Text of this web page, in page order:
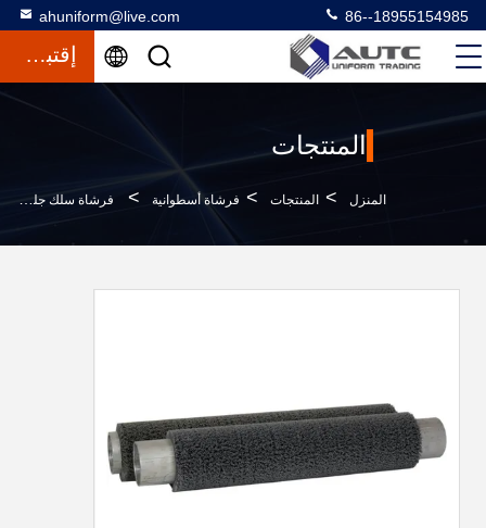
ahuniform@live.com 86--18955154985
إقتباس
المنتجات
المنزل > المنتجات > فرشاة أسطوانية > فرشاة سلك جلخ عالية الكثافة لإزالة الأزيز لطحن لوح ثنائي الفينيل متعدد الكلور